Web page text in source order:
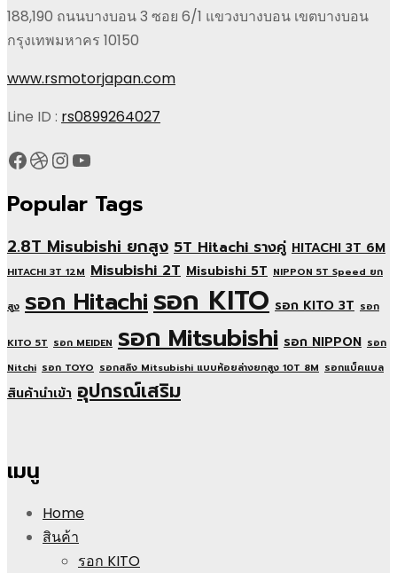
188,190 ถนนบางบอน 3 ซอย 6/1 แขวงบางบอน เขตบางบอน
กรุงเทพมหาคร 10150
www.rsmotorjapan.com
Line ID : rs0899264027
Facebook
Dribbble
Instagram
YouTube
Popular Tags
2.8T Misubishi ยกสูง 5T Hitachi รางคู่ HITACHI 3T 6M
HITACHI 3T 12M Misubishi 2T Misubishi 5T NIPPON 5T Speed ยก
สูง รอก Hitachi รอก KITO รอก KITO 3T รอก
KITO 5T รอก MEIDEN รอก Mitsubishi รอก NIPPON รอก
Nitchi รอก TOYO รอกสลิง Mitsubishi แบบห้อยล่างยกสูง 10T 8M รอกแบ็คแบล
สินค้านำเข้า อุปกรณ์เสริม
เมนู
Home
สินค้า
รอก KITO